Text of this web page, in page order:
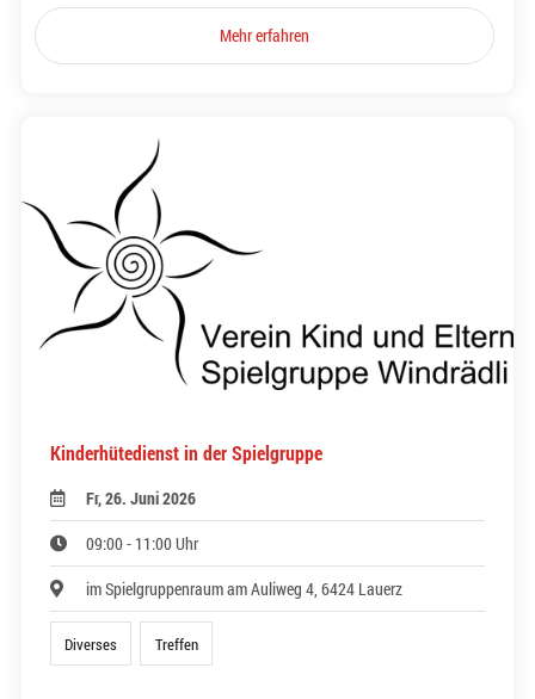
Mehr erfahren
Kinderhütedienst in der Spielgruppe
Fr, 26. Juni 2026
09:00 - 11:00 Uhr
im Spielgruppenraum am Auliweg 4, 6424 Lauerz
Diverses Treffen